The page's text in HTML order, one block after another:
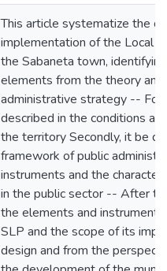
This article systematize the
implementation of the Local
the Sabaneta town,
elements from the theory
administrative strategy -- For
described in the conditions
the territory Secondly, it be
framework of public
instruments and the
in the public sector -- After
the elements and
SLP and the scope of its
design and from the